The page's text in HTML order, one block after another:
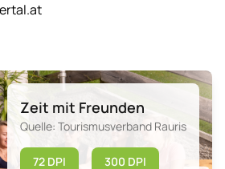
Zeit mit Freunden
Quelle: Tourismusverband Rauris
72 DPI 300 DPI